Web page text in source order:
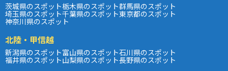
茨城県のスポット栃木県のスポット群馬県のスポット
埼玉県のスポット千葉県のスポット東京都のスポット
神奈川県のスポット
北陸・甲信越
新潟県のスポット富山県のスポット石川県のスポット
福井県のスポット山梨県のスポット長野県のスポット